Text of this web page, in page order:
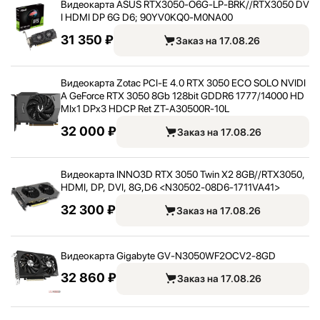
Видеокарта ASUS RTX3050-O6G-LP-BRK//RTX3050 DV
I HDMI DP 6G D6; 90YV0KQ0-M0NA00
31 350 ₽ Заказ на 17.08.26
Видеокарта Zotac PCI-E 4.0 RTX 3050 ECO SOLO NVIDI
A GeForce RTX 3050 8Gb 128bit GDDR6 1777/14000 HD
MIx1 DPx3 HDCP Ret ZT-A30500R-10L
32 000 ₽ Заказ на 17.08.26
Видеокарта INNO3D RTX 3050 Twin X2 8GB//RTX3050,
HDMI, DP, DVI, 8G,D6 <N30502-08D6-1711VA41>
32 300 ₽ Заказ на 17.08.26
Видеокарта Gigabyte GV-N3050WF2OCV2-8GD
32 860 ₽ Заказ на 17.08.26